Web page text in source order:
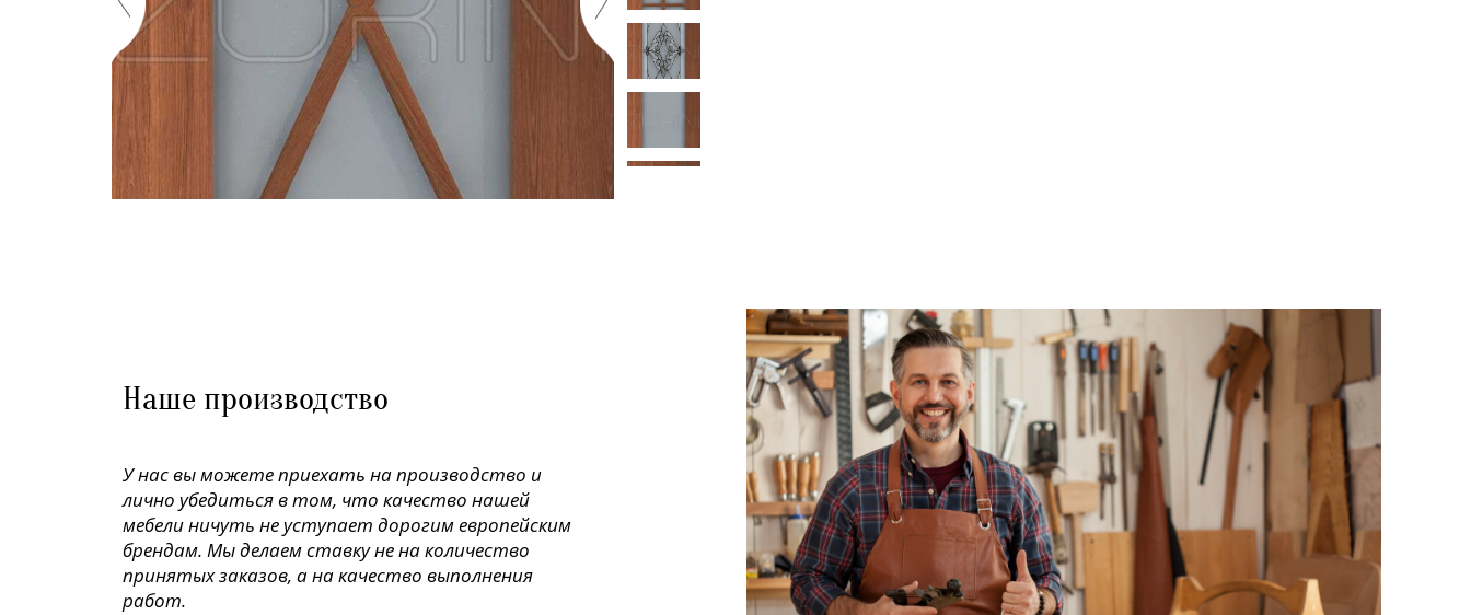
Наше производство
У нас вы можете приехать на производство и
лично убедиться в том, что качество нашей
мебели ничуть не уступает дорогим европейским
брендам. Мы делаем ставку не на количество
принятых заказов, а на качество выполнения
работ.